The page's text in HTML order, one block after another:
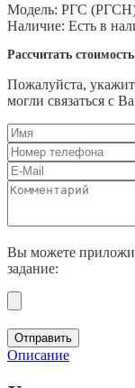
Модель: РГС
Наличие: Есть в
Рассчитать
Пожалуйста,
могли связаться с
Вы можете
задание:
Отправить
Описание